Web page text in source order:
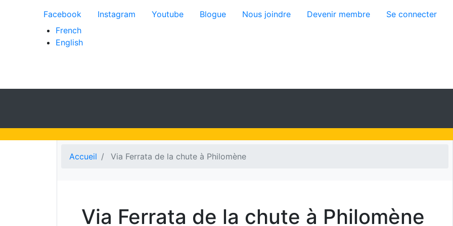
Menu du compte de l'utilisateur
Facebook Instagram Youtube Blogue Nous joindre Devenir membre
Se connecter
French
English
Accueil Via Ferrata de la chute à Philomène
Via Ferrata de la chute à Philomène